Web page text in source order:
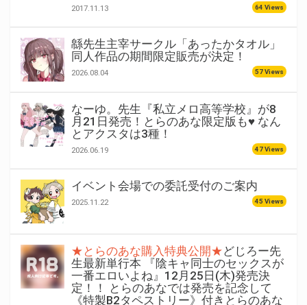
2017.11.13 64 Views
緜先生主宰サークル「あったかタオル」
同人作品の期間限定販売が決定！
2026.08.04 57 Views
なーゆ。先生『私立メロ高等学校』が8
月21日発売！とらのあな限定版も♥ なん
とアクスタは3種！
2026.06.19 47 Views
イベント会場での委託受付のご案内
2025.11.22 45 Views
★とらのあな購入特典公開★どじろー先
生最新単行本 『陰キャ同士のセックスが
一番エロいよね』12月25日(木)発売決
定！！ とらのあなでは発売を記念して
《特製B2タペストリー》付きとらのあな